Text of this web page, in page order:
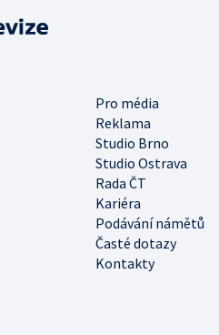
Pro média
Reklama
Studio Brno
Studio Ostrava
Rada ČT
Kariéra
Podávání námětů
Časté dotazy
Kontakty